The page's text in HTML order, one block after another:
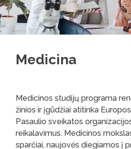
Medicina
Medicinos studijų programa
žinios ir įgūdžiai atitinka
Pasaulio sveikatos
reikalavimus. Medicinos
sparčiai, naujovės diegiamos į